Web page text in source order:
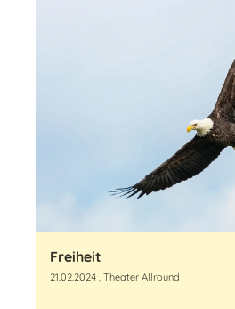
Freiheit
21.02.2024 , Theater Allround